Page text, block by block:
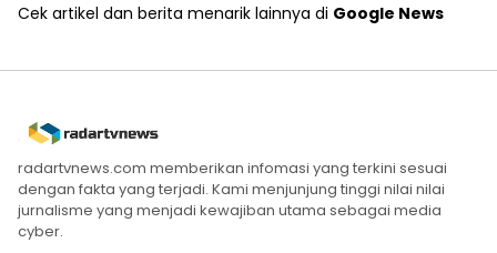
Cek artikel dan berita menarik lainnya di Google News
radartvnews.com memberikan infomasi yang terkini sesuai
dengan fakta yang terjadi. Kami menjunjung tinggi nilai nilai
jurnalisme yang menjadi kewajiban utama sebagai media
cyber.